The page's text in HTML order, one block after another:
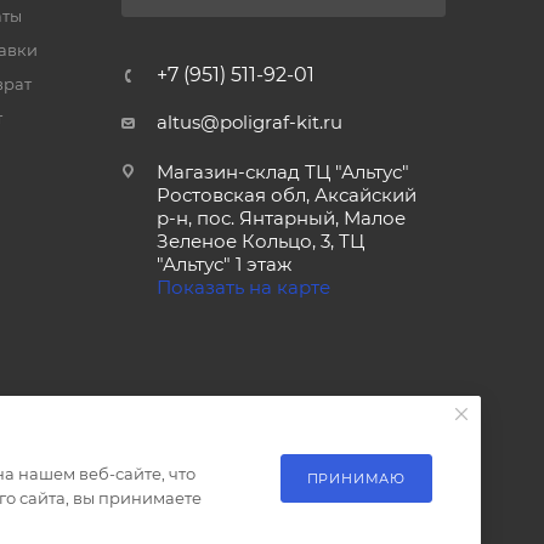
+7 (951) 511-92-01
altus@poligraf-kit.ru
Магазин-склад ТЦ "Альтус"
Ростовская обл, Аксайский
р-н, пос. Янтарный, Малое
Зеленое Кольцо, 3, ТЦ
"Альтус" 1 этаж
Показать на карте
нашем веб-сайте, что
сайта, вы принимаете
ПРИНИМАЮ